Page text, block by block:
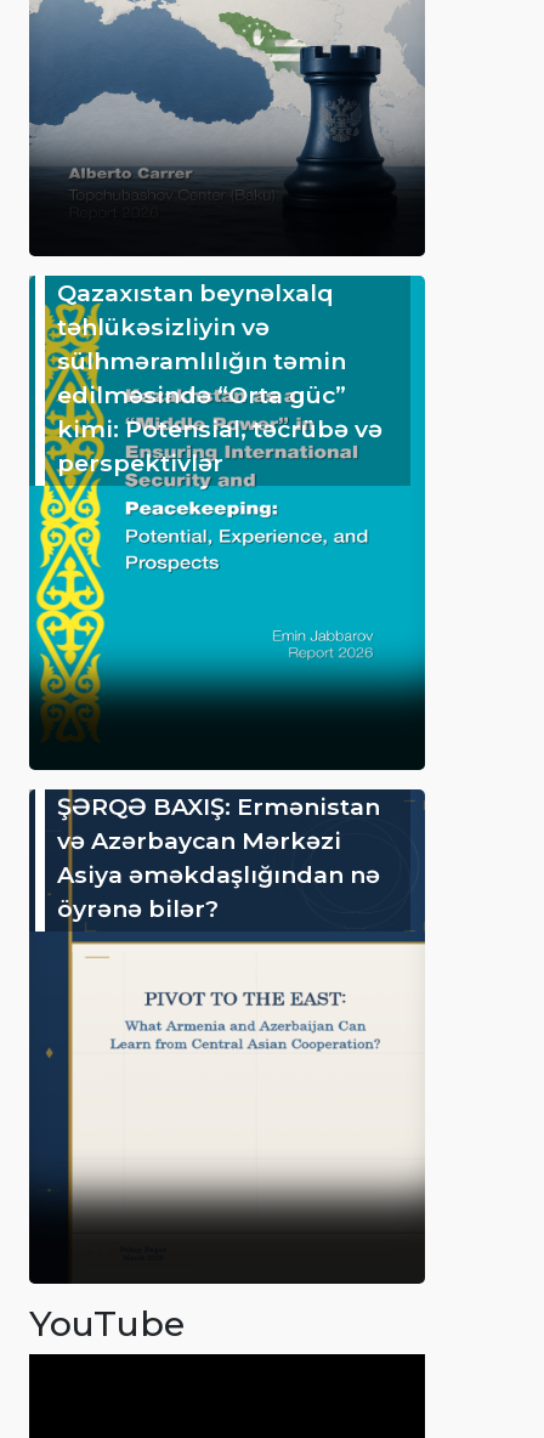
Qazaxıstan beynəlxalq
təhlükəsizliyin və
sülhməramlılığın təmin
edilməsində “Orta güc”
kimi: Potensial, təcrübə və
perspektivlər
ŞƏRQƏ BAXIŞ: Ermənistan
və Azərbaycan Mərkəzi
Asiya əməkdaşlığından nə
öyrənə bilər?
YouTube